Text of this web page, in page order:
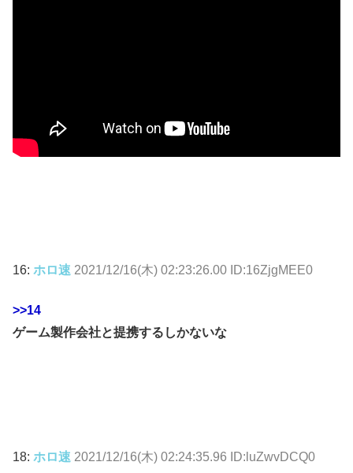
16: ホロ速 2021/12/16(木) 02:23:26.00 ID:16ZjgMEE0
>>14
ゲーム製作会社と提携するしかないな
18: ホロ速 2021/12/16(木) 02:24:35.96 ID:luZwvDCQ0